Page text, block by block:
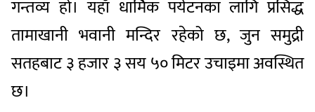
गन्तव्य हो। यहाँ धार्मिक पर्यटनका लागि प्रसिद्ध
तामाखानी भवानी मन्दिर रहेको छ, जुन समुद्री
सतहबाट ३ हजार ३ सय ५० मिटर उचाइमा अवस्थित
छ।